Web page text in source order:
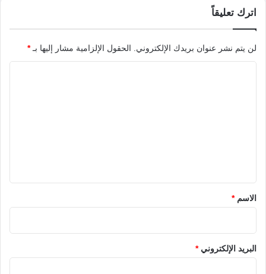
اترك تعليقاً
لن يتم نشر عنوان بريدك الإلكتروني. الحقول الإلزامية مشار إليها بـ*
*الاسم*
البريد الإلكتروني*